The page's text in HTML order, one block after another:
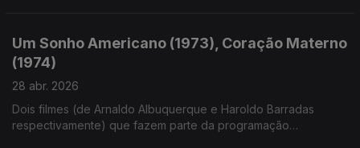
Um Sonho Americano (1973), Coração Materno
(1974)
28 abr. 2026
Dois filmes (de Arnaldo Albuquerque e Haroldo Barradas
respectivamente) que fazem parte da programação